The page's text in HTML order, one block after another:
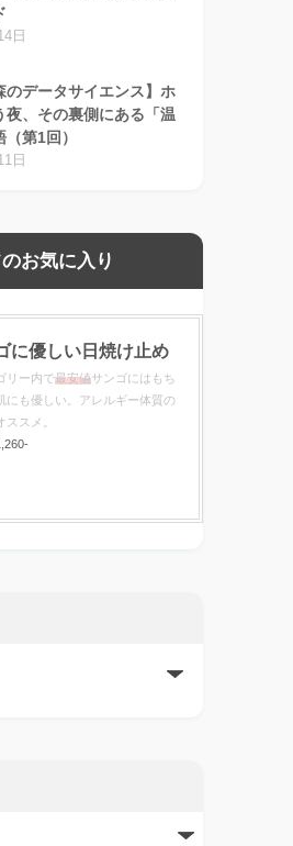
日
のデータサイエンス】ホ
夜、その裏側にある「温
第1回）
日
お気に入り
に優しい日焼け止め
リー内で最安値 サンゴにはもち
にも優しい。アレルギー体質の
ススメ。